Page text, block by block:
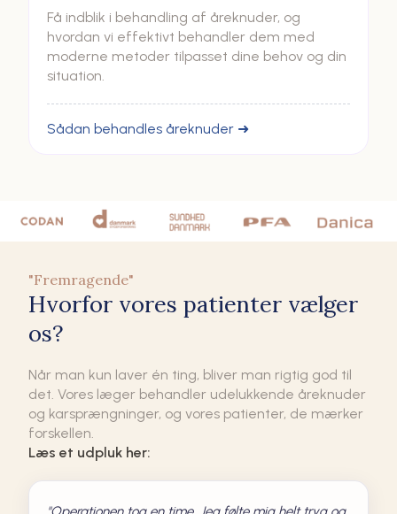
Få indblik i behandling af åreknuder, og
hvordan vi effektivt behandler dem med
moderne metoder tilpasset dine behov og din
situation.
Sådan behandles åreknuder ➜
"Fremragende"
Hvorfor vores patienter vælger
os?
Når man kun laver én ting, bliver man rigtig god til
det. Vores læger behandler udelukkende åreknuder
og karsprængninger, og vores patienter, de mærker
forskellen.
Læs et udpluk her: